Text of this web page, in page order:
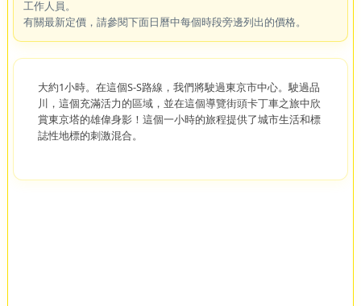
工作人員。
有關最新定價，請參閱下面日曆中每個時段旁邊列出的價格。
大約1小時。在這個S-S路線，我們將駛過東京市中心。駛過品
川，這個充滿活力的區域，並在這個導覽街頭卡丁車之旅中欣
賞東京塔的雄偉身影！這個一小時的旅程提供了城市生活和標
誌性地標的刺激混合。